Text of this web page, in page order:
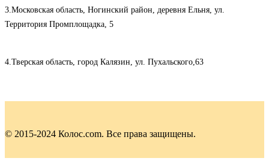
3.Московская область, Ногинский район, деревня Ельня, ул.
Территория Промплощадка, 5
4.Тверская область, город Калязин, ул. Пухальского,63
© 2015-2024 Колос.com. Все права защищены.